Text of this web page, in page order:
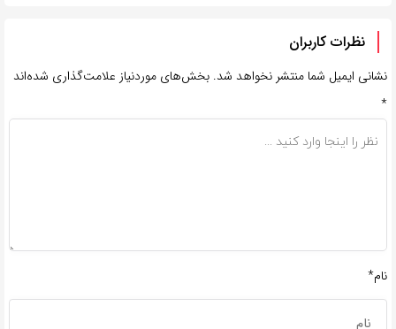
نظرات کاربران
نشانی ایمیل شما منتشر نخواهد شد. بخش‌های موردنیاز علامت‌گذاری شده‌اند
*
نام*